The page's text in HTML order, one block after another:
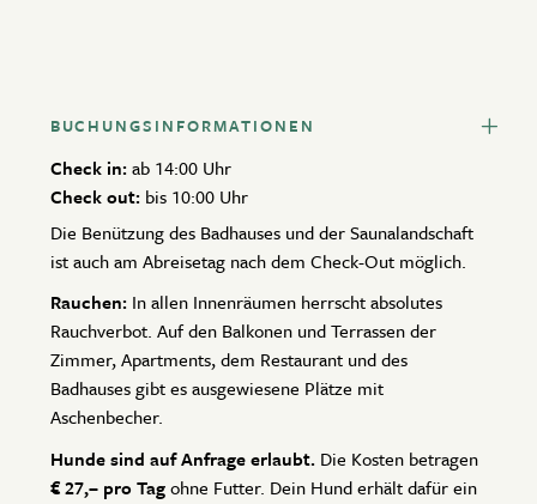
BUCHUNGSINFORMATIONEN
Check in:ab 14:00 Uhr
Check out:bis 10:00 Uhr
Die Benützung des Badhauses und der Saunalandschaft
ist auch am Abreisetag nach dem Check-Out möglich.
Rauchen:In allen Innenräumen herrscht absolutes
Rauchverbot. Auf den Balkonen und Terrassen der
Zimmer, Apartments, dem Restaurant und des
Badhauses gibt es ausgewiesene Plätze mit
Aschenbecher.
Hunde sind auf Anfrage erlaubt.Die Kosten betragen
€ 27,– pro Tagohne Futter. Dein Hund erhält dafür ein